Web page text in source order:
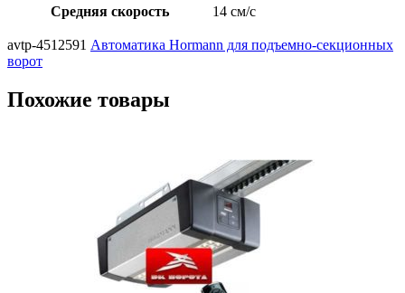
Средняя скорость 14 см/с
avtp-4512591 Автоматика Hormann для подъемно-секционных
ворот
Похожие товары